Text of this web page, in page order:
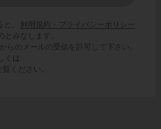
、
利用規約・プライバシーポリシー
とみなします。
らのメールの受信を許可して下さい。
くは
覧ください。